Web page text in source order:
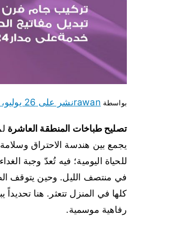
بواسطة rawanنشر على 26 يوليو، 2026
تصليح طباخات المنطقة العاشرة
يجمع بين هندسة الاحتراق وسلامة
للحياة اليومية؛ فيه تُعدّ وجبة
في منتصف الليل. وحين يتوقف
كلها في المنزل تتعثر. هنا تحديداً
رفاهية موسمية.